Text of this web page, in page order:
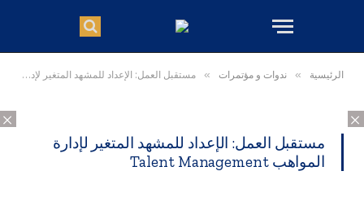
×
×
الرئيسية » ندوات و مؤتمرات » مستقبل العمل: الإعداد للمشهد المتغير لإدارة المواهب Talent Management
مستقبل العمل: الإعداد للمشهد المتغير لإدارة
المواهب Talent Management